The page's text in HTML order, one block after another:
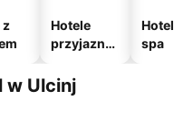
z
Hotele
przyjazne
m
spa
w Ulcinj